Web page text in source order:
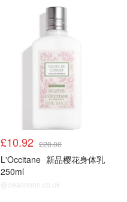
£10.92 £28.00
L'Occitane 新品樱花身体乳
250ml
@dealmoon.co.uk